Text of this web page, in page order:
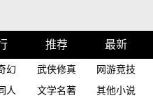
推荐 最新
幻 武侠修真
网游竞技
人 文学名著 其他小说